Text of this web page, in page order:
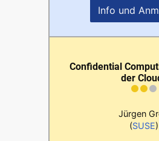
Info und
Confidential
der
Jürgen
(SUSE)